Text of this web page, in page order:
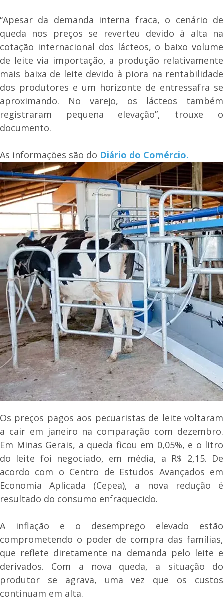
“Apesar da demanda interna fraca, o cenário de
queda nos preços se reverteu devido à alta na
cotação internacional dos lácteos, o baixo volume
de leite via importação, a produção relativamente
mais baixa de leite devido à piora na rentabilidade
dos produtores e um horizonte de entressafra se
aproximando. No varejo, os lácteos também
registraram pequena elevação”, trouxe o
documento.
As informações são do Diário do Comércio.
Os preços pagos aos pecuaristas de leite voltaram
a cair em janeiro na comparação com dezembro.
Em Minas Gerais, a queda ficou em 0,05%, e o litro
do leite foi negociado, em média, a R$ 2,15. De
acordo com o Centro de Estudos Avançados em
Economia Aplicada (Cepea), a nova redução é
resultado do consumo enfraquecido.
A inflação e o desemprego elevado estão
comprometendo o poder de compra das famílias,
que reflete diretamente na demanda pelo leite e
derivados. Com a nova queda, a situação do
produtor se agrava, uma vez que os custos
continuam em alta.